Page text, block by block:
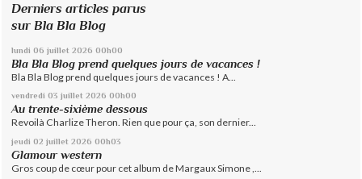
Derniers articles parus
sur Bla Bla Blog
lundi 06 juillet 2026 00h00
Bla Bla Blog prend quelques jours de vacances !
Bla Bla Blog prend quelques jours de vacances ! A...
vendredi 03 juillet 2026 00h00
Au trente-sixième dessous
Revoilà Charlize Theron. Rien que pour ça, son dernier...
jeudi 02 juillet 2026 00h03
Glamour western
Gros coup de cœur pour cet album de Margaux Simone ,...